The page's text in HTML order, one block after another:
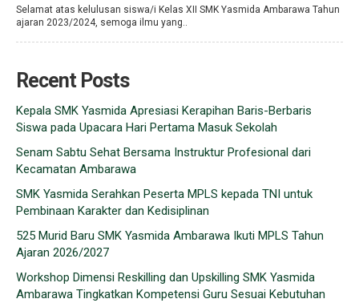
Selamat atas kelulusan siswa/i Kelas XII SMK Yasmida Ambarawa Tahun
ajaran 2023/2024, semoga ilmu yang..
Recent Posts
Kepala SMK Yasmida Apresiasi Kerapihan Baris-Berbaris
Siswa pada Upacara Hari Pertama Masuk Sekolah
Senam Sabtu Sehat Bersama Instruktur Profesional dari
Kecamatan Ambarawa
SMK Yasmida Serahkan Peserta MPLS kepada TNI untuk
Pembinaan Karakter dan Kedisiplinan
525 Murid Baru SMK Yasmida Ambarawa Ikuti MPLS Tahun
Ajaran 2026/2027
Workshop Dimensi Reskilling dan Upskilling SMK Yasmida
Ambarawa Tingkatkan Kompetensi Guru Sesuai Kebutuhan